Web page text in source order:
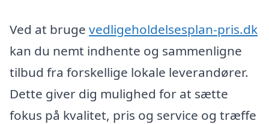
Ved at bruge vedligeholdelsesplan-pris.dk
kan du nemt indhente og sammenligne
tilbud fra forskellige lokale leverandører.
Dette giver dig mulighed for at sætte
fokus på kvalitet, pris og service og træffe